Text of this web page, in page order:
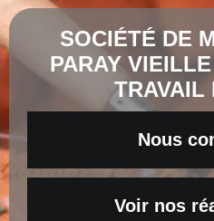
SOCIÉTÉ DE
PARAY
TRAVAIL
Nous
Voir nos